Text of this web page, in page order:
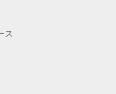
ス